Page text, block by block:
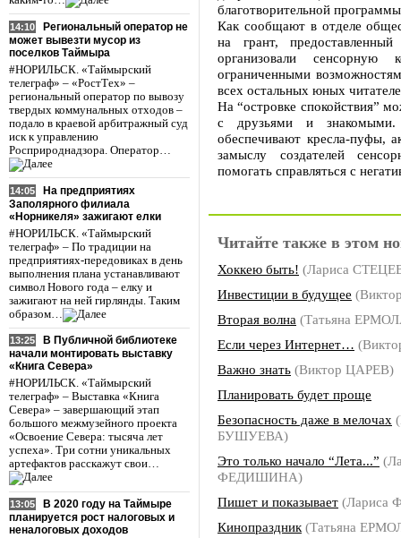
14:10
Региональный оператор не
может вывезти мусор из
поселков Таймыра
#НОРИЛЬСК. «Таймырский
телеграф» – «РостТех» –
региональный оператор по вывозу
твердых коммунальных отходов –
подало в краевой арбитражный суд
иск к управлению
Росприроднадзора. Оператор…
14:05
На предприятиях
Заполярного филиала
«Норникеля» зажигают елки
#НОРИЛЬСК. «Таймырский
телеграф» – По традиции на
предприятиях-передовиках в день
выполнения плана устанавливают
символ Нового года – елку и
зажигают на ней гирлянды. Таким
образом…
13:25
В Публичной библиотеке
начали монтировать выставку
«Книга Севера»
#НОРИЛЬСК. «Таймырский
телеграф» – Выставка «Книга
Севера» – завершающий этап
большого межмузейного проекта
«Освоение Севера: тысяча лет
успеха». Три сотни уникальных
артефактов расскажут свои…
13:05
В 2020 году на Таймыре
планируется рост налоговых и
неналоговых доходов
благотворительной
Как сообщают в отделе
на грант,
организовали
ограниченными
всех остальных юных
На “островке спокойствия”
с друзьями и
обеспечивают кресла-пуфы,
замыслу создателей
помогать справляться с
Читайте также в этом
Хоккею быть! (Лариса
Инвестиции в будущее
Вторая волна (Татьяна
Если через Интернет…
Важно знать (Виктор ЦАРЕВ)
Планировать будет проще
Безопасность даже в мелочах
БУШУЕВА)
Это только начало “Лета...”
ФЕДИШИНА)
Пишет и показывает
Кинопраздник (Татьяна